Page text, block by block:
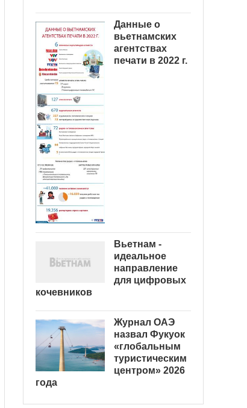
Данные о
вьетнамских
агентствах
печати в 2022 г.
Вьетнам -
идеальное
направление
для цифровых
кочевников
Журнал ОАЭ
назвал Фукуок
«глобальным
туристическим
центром» 2026
года